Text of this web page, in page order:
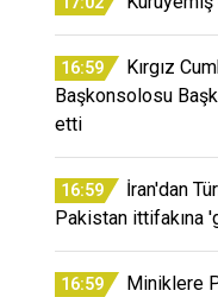
16:59
Kırgız
Başkonsolosu
etti
16:59
İran'dan
Pakistan ittifakına
16:59
Miniklere